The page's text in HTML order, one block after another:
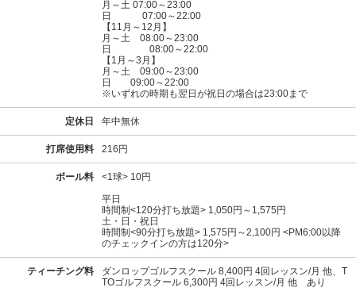
月～土 07:00～23:00
日 07:00～22:00
【11月～12月】
月～土 08:00～23:00
日 08:00～22:00
【1月～3月】
月～土 09:00～23:00
日 09:00～22:00
※いずれの時期も翌日が祝日の場合は23:00まで
定休日 年中無休
打席使用料 216円
ボール料
<1球> 10円
平日
時間制<120分打ち放題> 1,050円～1,575円
土・日・祝日
時間制<90分打ち放題> 1,575円～2,100円 <PM6:00以降
のチェックインの方は120分>
ティーチング料
ダンロップゴルフスクール 8,400円 4回レッスン/月 他、T
TOゴルフスクール 6,300円 4回レッスン/月 他 あり